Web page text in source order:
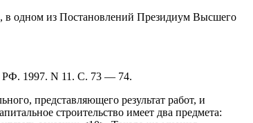
в одном из Постановлений Президиум Высшего
РФ. 1997. N 11. С. 73 — 74.
представляющего результат работ, и
строительство имеет два предмета: